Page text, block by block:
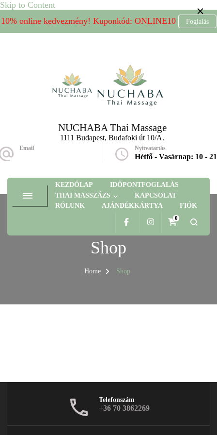
Skip to Content
10% online kedvezmény! Kuponkód: ONLINE10
Foglalás
NUCHABA Thai Massage
1111 Budapest, Budafoki út 10/A.
Email Nyitvatartás
Hétfő - Vasárnap: 10 - 21
KEZDŐLAP
IDŐPONTFOGLALÁS
THAI MASSZÁZS
KAPCSOLAT
RÓLUNK
AJÁNDÉKKÁRTYA FIÓK
0
Shop
Home Shop
Telefonszám
+36 70 3862269